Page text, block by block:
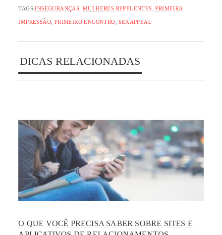
TAGS:INSEGURANÇAS ,MULHERES REPELENTES ,PRIMEIRA
IMPRESSÃO PRIMEIRO ENCONTRO ,SEXAPPEAL
DICAS RELACIONADAS
O QUE VOCÊ PRECISA SABER SOBRE SITES E